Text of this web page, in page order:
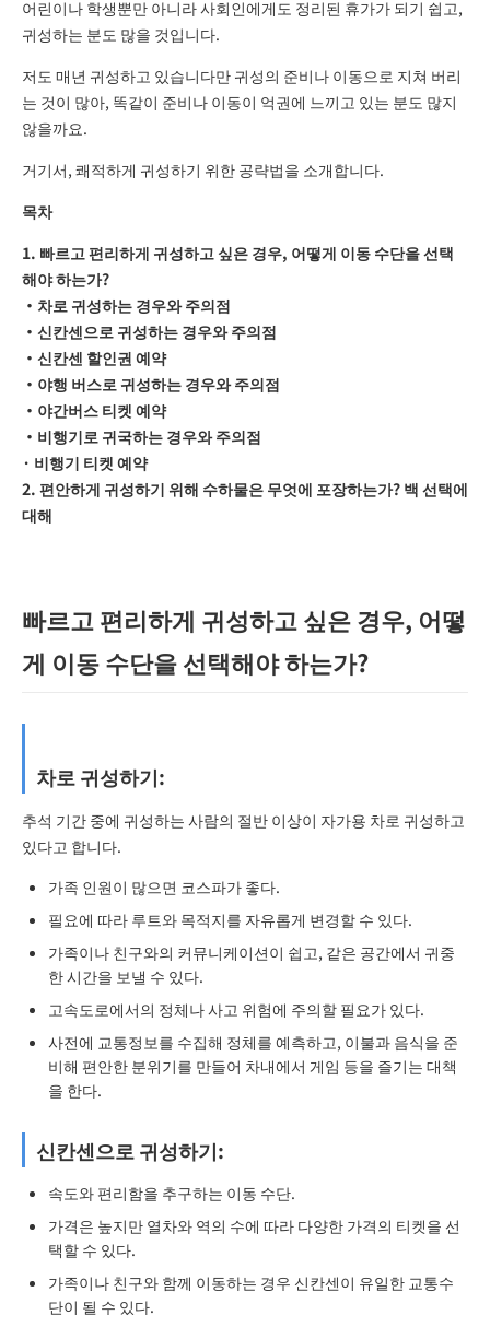
어린이나 학생뿐만 아니라 사회인에게도 정리된 휴가가 되기 쉽고,
귀성하는 분도 많을 것입니다.
저도 매년 귀성하고 있습니다만 귀성의 준비나 이동으로 지쳐 버리
는 것이 많아, 똑같이 준비나 이동이 억권에 느끼고 있는 분도 많지
않을까요.
거기서, 쾌적하게 귀성하기 위한 공략법을 소개합니다.
목차
1. 빠르고 편리하게 귀성하고 싶은 경우, 어떻게 이동 수단을 선택
해야 하는가?
・차로 귀성하는 경우와 주의점
・신칸센으로 귀성하는 경우와 주의점
・신칸센 할인권 예약
・야행 버스로 귀성하는 경우와 주의점
・야간버스 티켓 예약
・비행기로 귀국하는 경우와 주의점
· 비행기 티켓 예약
2. 편안하게 귀성하기 위해 수하물은 무엇에 포장하는가? 백 선택에
대해
빠르고 편리하게 귀성하고 싶은 경우, 어떻
게 이동 수단을 선택해야 하는가?
차로 귀성하기:
추석 기간 중에 귀성하는 사람의 절반 이상이 자가용 차로 귀성하고
있다고 합니다.
가족 인원이 많으면 코스파가 좋다.
필요에 따라 루트와 목적지를 자유롭게 변경할 수 있다.
가족이나 친구와의 커뮤니케이션이 쉽고, 같은 공간에서 귀중
한 시간을 보낼 수 있다.
고속도로에서의 정체나 사고 위험에 주의할 필요가 있다.
사전에 교통정보를 수집해 정체를 예측하고, 이불과 음식을 준
비해 편안한 분위기를 만들어 차내에서 게임 등을 즐기는 대책
을 한다.
신칸센으로 귀성하기:
속도와 편리함을 추구하는 이동 수단.
가격은 높지만 열차와 역의 수에 따라 다양한 가격의 티켓을 선
택할 수 있다.
가족이나 친구와 함께 이동하는 경우 신칸센이 유일한 교통수
단이 될 수 있다.